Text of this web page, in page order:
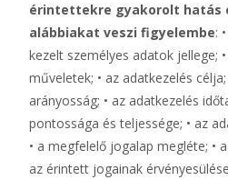
érintettekre gyakorolt hatás
alábbiakat veszi figyelembe:
kezelt személyes adatok jellege;
műveletek; • az adatkezelés
arányosság; • az adatkezelés
pontossága és teljessége; • az
• a megfelelő jogalap megléte; •
az érintett jogainak